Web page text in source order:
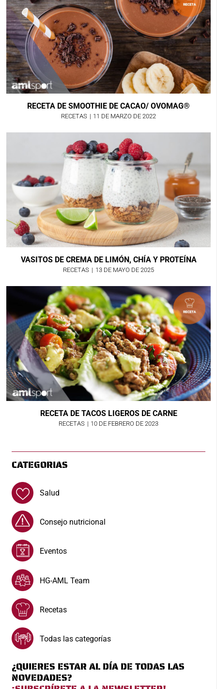
RECETA DE SMOOTHIE DE CACAO/ OVOMAG®
RECETAS | 11 DE MARZO DE 2022
VASITOS DE CREMA DE LIMÓN, CHÍA Y PROTEÍNA
RECETAS | 13 DE MAYO DE 2025
RECETA DE TACOS LIGEROS DE CARNE
RECETAS | 10 DE FEBRERO DE 2023
CATEGORIAS
Salud
Consejo nutricional
Eventos
HG-AML Team
Recetas
Todas las categorías
¿QUIERES ESTAR AL DÍA DE TODAS LAS
NOVEDADES?